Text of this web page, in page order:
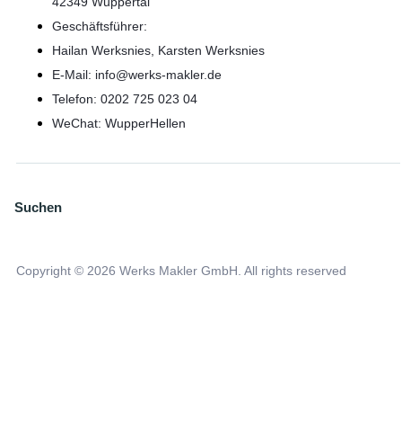
Geschäftsführer:
Hailan Werksnies, Karsten Werksnies
E-Mail: info@werks-makler.de
Telefon: 0202 725 023 04
WeChat: WupperHellen
Suchen
Copyright © 2026 Werks Makler GmbH. All rights reserved